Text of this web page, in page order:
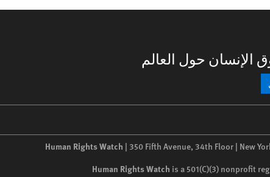
الإنسان حول العالم
Human Rights Watch | 350 Fifth Avenue, 34th Floor | New
Human Rights Watch is a 501(C)(3) nonprofit